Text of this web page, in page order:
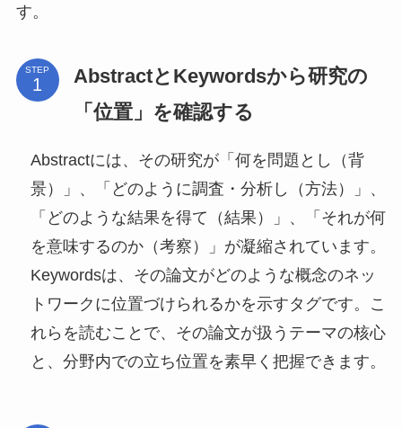
す。
STEP
AbstractとKeywordsから研究の
「位置」を確認する
Abstractには、その研究が「何を問題とし（背
景）」、「どのように調査・分析し（方法）」、
「どのような結果を得て（結果）」、「それが何
を意味するのか（考察）」が凝縮されています。
Keywordsは、その論文がどのような概念のネッ
トワークに位置づけられるかを示すタグです。こ
れらを読むことで、その論文が扱うテーマの核心
と、分野内での立ち位置を素早く把握できます。